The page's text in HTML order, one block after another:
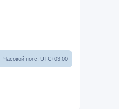
Часовой пояс: UTC+03:00